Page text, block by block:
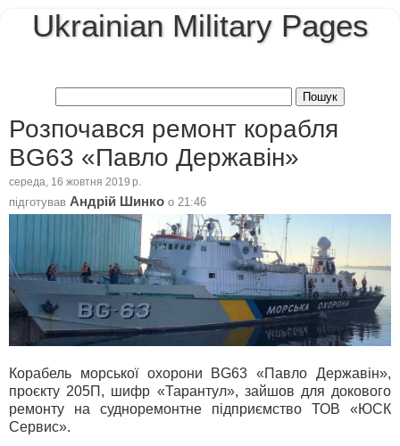
Ukrainian Military Pages
Розпочався ремонт корабля
BG63 «Павло Державін»
середа, 16 жовтня 2019 р.
підготував Андрій Шинко о 21:46
Корабель морської охорони BG63 «Павло Державін»,
проєкту 205П, шифр «Тарантул», зайшов для докового
ремонту на судноремонтне підприємство ТОВ «ЮСК
Сервис».